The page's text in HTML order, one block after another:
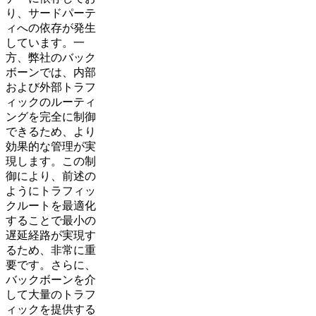
り、サードパーテ
ィへの依存が発生
しています。一
方、弊社のバック
ボーンでは、内部
および外部トラフ
ィックのルーティ
ングを完全に制御
できるため、より
効果的な管理が実
現します。この制
御により、前述の
ようにトラフィッ
クルートを最適化
することで最小の
遅延経路が実現す
るため、非常に重
要です。さらに、
バックボーンを介
して大量のトラフ
ィックを提供する